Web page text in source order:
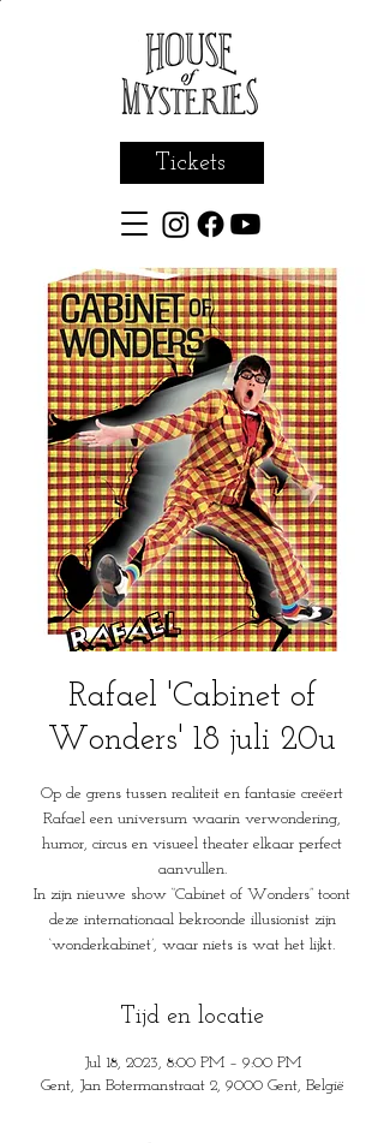
Tickets
Rafael 'Cabinet of
Wonders' 18 juli 20u
Op de grens tussen realiteit en fantasie creëert
Rafael een universum waarin verwondering,
humor, circus en visueel theater elkaar perfect
aanvullen.
In zijn nieuwe show “Cabinet of Wonders” toont
deze internationaal bekroonde illusionist zijn
‘wonderkabinet’, waar niets is wat het lijkt.
Tijd en locatie
Jul 18, 2023, 8:00 PM – 9:00 PM
Gent, Jan Botermanstraat 2, 9000 Gent, België